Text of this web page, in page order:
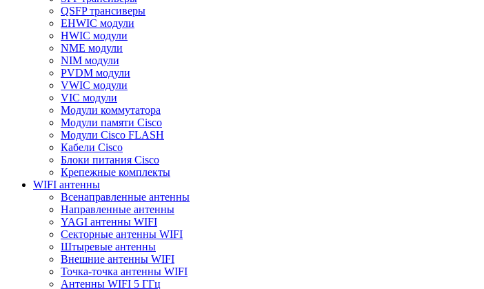
QSFP трансиверы
EHWIC модули
HWIC модули
NME модули
NIM модули
PVDM модули
VWIC модули
VIC модули
Модули коммутатора
Модули памяти Cisco
Модули Cisco FLASH
Кабели Cisco
Блоки питания Cisco
Крепежные комплекты
WIFI антенны
Всенаправленные антенны
Направленные антенны
YAGI антенны WIFI
Секторные антенны WIFI
Штыревые антенны
Внешние антенны WIFI
Точка-точка антенны WIFI
Антенны WIFI 5 ГГц